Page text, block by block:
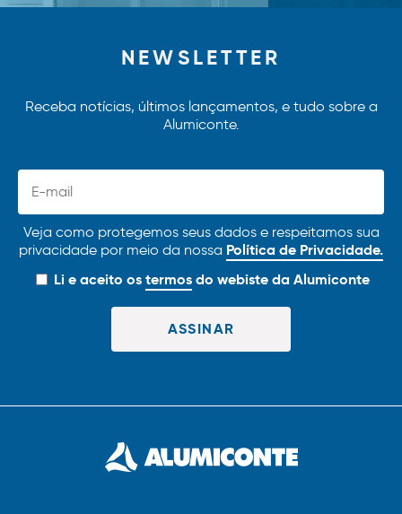
NEWSLETTER
Receba notícias, últimos lançamentos, e tudo sobre a
Alumiconte.
Veja como protegemos seus dados e respeitamos sua
privacidade por meio da nossa Política de Privacidade.
Li e aceito ostermosdo webiste da Alumiconte